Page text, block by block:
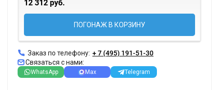
12 312 руб.
ПОГОНАЖ В КОРЗИНУ
Заказ по телефону: + 7 (495) 191-51-30
Связаться с нами:
WhatsApp Max Telegram